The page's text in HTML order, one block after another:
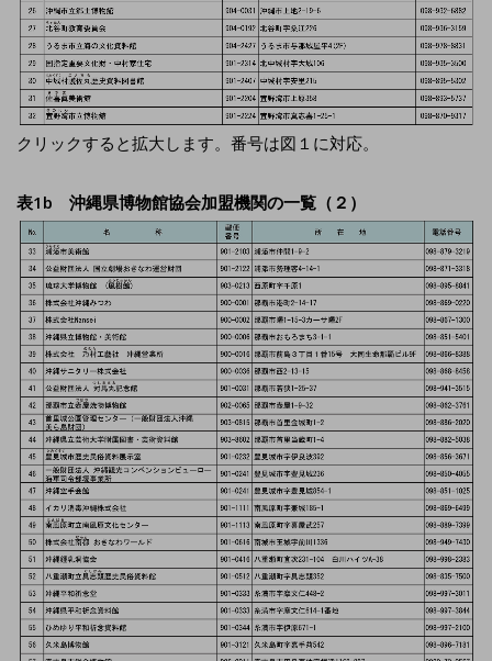
クリックすると拡大します。番号は図１に対応。
表1b 沖縄県博物館協会加盟機関の一覧（２）